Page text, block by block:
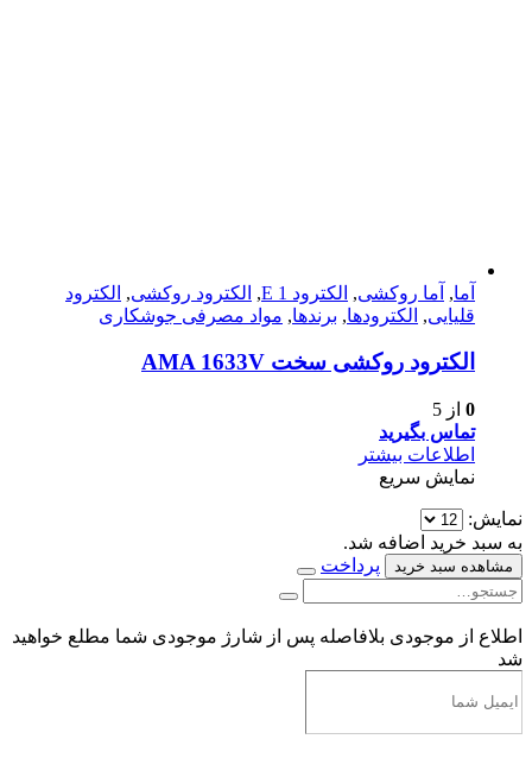
آما, آما روکشی, الکترود E 1 , الکترود روکشی, الکترود
قلیایی, الکترودها, برندها, مواد مصرفی جوشکاری
الکترود روکشی سخت AMA 1633V
0 از 5
تماس بگیرید
اطلاعات بیشتر
نمایش سریع
نمایش:
به سبد خرید اضافه شد.
مشاهده سبد خرید پرداخت
اطلاع از موجودی بلافاصله پس از شارژ موجودی شما مطلع خواهید
شد